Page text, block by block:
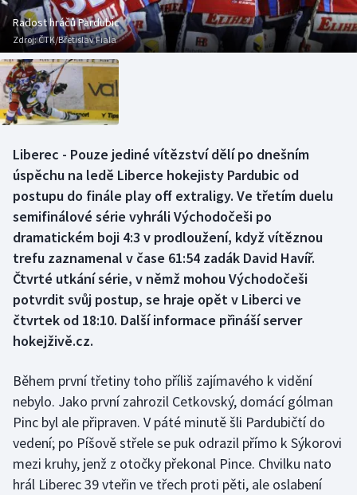
Basketbal
Biatlon
Boby a skeleton
Curling
Dostihy
Florbal
Futsal
Golf
Házená
Jezdectví
Judo
Historické návraty
Aplikace ČT sport
AZ kvíz
Radost hráčů Pardubic
Zdroj:ČTK/Břetislav Fiala
Liberec - Pouze jediné vítězství dělí po dnešním
úspěchu na ledě Liberce hokejisty Pardubic od
postupu do finále play off extraligy. Ve třetím duelu
semifinálové série vyhráli Východočeši po
dramatickém boji 4:3 v prodloužení, když vítěznou
trefu zaznamenal v čase 61:54 zadák David Havíř.
Čtvrté utkání série, v němž mohou Východočeši
potvrdit svůj postup, se hraje opět v Liberci ve
čtvrtek od 18:10. Další informace přináší server
hokejživě.cz.
Během první třetiny toho příliš zajímavého k vidění
nebylo. Jako první zahrozil Cetkovský, domácí gólman
Pinc byl ale připraven. V páté minutě šli Pardubičtí do
vedení; po Píšově střele se puk odrazil přímo k Sýkorovi
mezi kruhy, jenž z otočky překonal Pince. Chvilku nato
hrál Liberec 39 vteřin ve třech proti pěti, ale oslabení